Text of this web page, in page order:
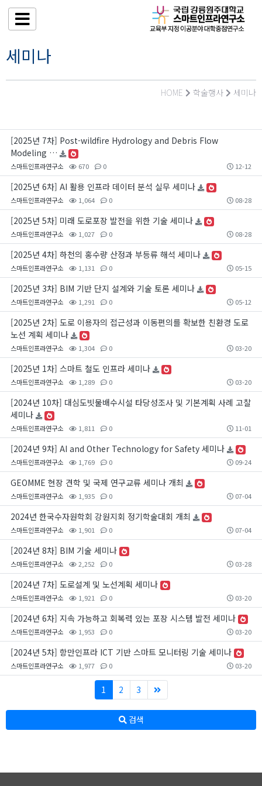
세미나
HOME 학술행사 세미나
[2025년 7차] Post-wildfire Hydrology and Debris Flow
Modeling …
스마트인프라연구소 670 0 12-12
[2025년 6차] AI 활용 인프라 데이터 분석 실무 세미나
스마트인프라연구소 1,064 0 08-28
[2025년 5차] 미래 도로포장 발전을 위한 기술 세미나
스마트인프라연구소 1,027 0 08-28
[2025년 4차] 하천의 홍수량 산정과 부등류 해석 세미나
스마트인프라연구소 1,131 0 05-15
[2025년 3차] BIM 기반 단지 설계와 기술 토론 세미나
스마트인프라연구소 1,291 0 05-12
[2025년 2차] 도로 이용자의 접근성과 이동편의를 확보한 친환경 도로
노선 계획 세미나
스마트인프라연구소 1,304 0 03-20
[2025년 1차] 스마트 철도 인프라 세미나
스마트인프라연구소 1,289 0 03-20
[2024년 10차] 대심도빗물배수시설 타당성조사 및 기본계획 사례 고찰
세미나
스마트인프라연구소 1,811 0 11-01
[2024년 9차] AI and Other Technology for Safety 세미나
스마트인프라연구소 1,769 0 09-24
GEOMME 현장 견학 및 국제 연구교류 세미나 개최
스마트인프라연구소 1,935 0 07-04
2024년 한국수자원학회 강원지회 정기학술대회 개최
스마트인프라연구소 1,901 0 07-04
[2024년 8차] BIM 기술 세미나
스마트인프라연구소 2,252 0 03-28
[2024년 7차] 도로설계 및 노선계획 세미나
스마트인프라연구소 1,921 0 03-20
[2024년 6차] 지속 가능하고 회복력 있는 포장 시스템 발전 세미나
스마트인프라연구소 1,953 0 03-20
[2024년 5차] 항만인프라 ICT 기반 스마트 모니터링 기술 세미나
스마트인프라연구소 1,977 0 03-20
1 2 3
검색